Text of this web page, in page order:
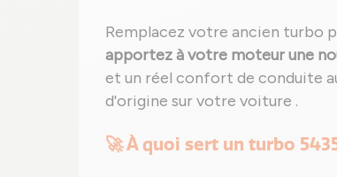
Remplacez votre ancien turbo
apportez à votre moteur une
et un réel confort de conduite
d'origine sur votre voiture .
🚀 À quoi sert un turbo